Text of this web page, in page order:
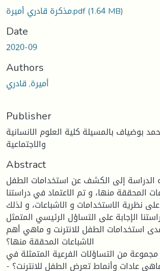
مذكرة قادري أميرة.pdf(1.64 MB)
Date
2020-09
Authors
أميرة, قادري
Publisher
بوضياف بالمسيلة كلية العلوم الانسانية
والاجتماعية
Abstract
إلى الكشف عن استخدامات الطفل
المحققة منها، و تم الاعتماد في دراستنا
نظرية الاستخدامات و الاشباعات، و لذلك
الإجابة على التساؤل الرئيسي المتمثل
استخدامات الطفل للانترنت و ماهي أهم
الاشباعات المحققة منها؟
مجموعة من التساؤلات الفرعية المتمثلة في:
- ماهي عادات وأنماط تعرض الطفل للانترنت؟